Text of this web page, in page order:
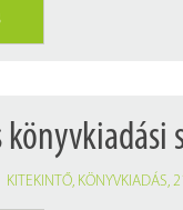
könyvkiadási
KITEKINTŐ, KÖNYVKIADÁS,